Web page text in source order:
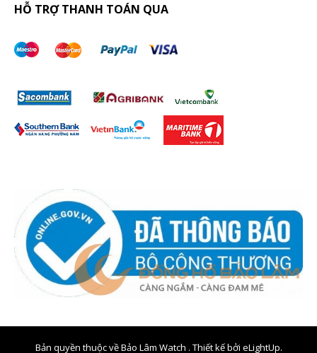
HỖ TRỢ THANH TOÁN QUA
Bản quyền thuộc về Bảo Lâm Watch . Thiết kế bởi eLightUp.